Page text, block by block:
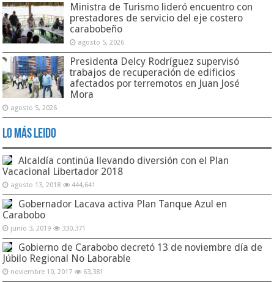
Ministra de Turismo lideró encuentro con
prestadores de servicio del eje costero
carabobeño
agosto 5, 2026
Presidenta Delcy Rodríguez supervisó
trabajos de recuperación de edificios
afectados por terremotos en Juan José
Mora
agosto 5, 2026
Lo Más Leido
Alcaldía continúa llevando diversión con el Plan
Vacacional Libertador 2018
agosto 13, 2018 444,641
Gobernador Lacava activa Plan Tanque Azul en
Carabobo
junio 3, 2019 330,371
Gobierno de Carabobo decretó 13 de noviembre día de
Júbilo Regional No Laborable
noviembre 10, 2017 63,381